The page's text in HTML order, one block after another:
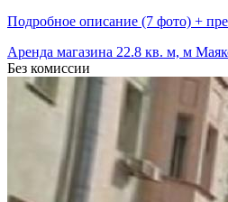
Подробное описание (7 фото) +
Аренда магазина 22.8 кв. м, м
Без комиссии